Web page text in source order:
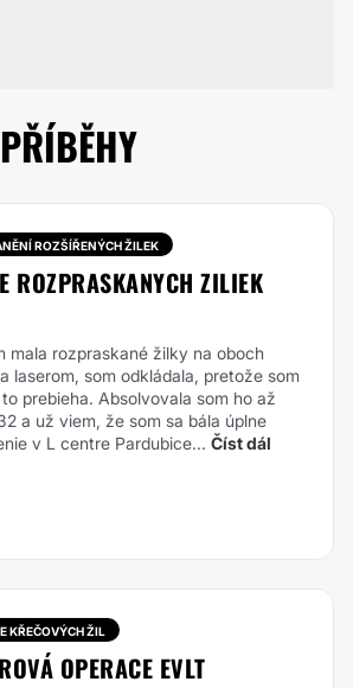
ROZŠÍŘENÝCH ŽILEK
ROZPRASKANYCH ZILIEK
mala rozpraskané žilky na oboch
laserom, som odkládala, pretože som
prebieha. Absolvovala som ho až
a už viem, že som sa bála úplne
v L centre Pardubice... Číst dál
KŘEČOVÝCH ŽIL
OPERACE EVLT